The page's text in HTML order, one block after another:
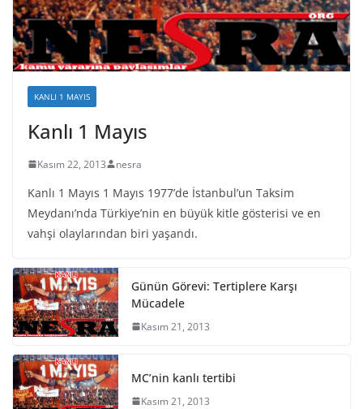
KANLI 1 MAYIS
Kanlı 1 Mayıs
Kasım 22, 2013 nesra
Kanlı 1 Mayıs 1 Mayıs 1977’de İstanbul’un Taksim
Meydanı’nda Türkiye’nin en büyük kitle gösterisi ve en
vahşi olaylarından biri yaşandı.
Günün Görevi: Tertiplere Karşı
Mücadele
Kasım 21, 2013
MC’nin kanlı tertibi
Kasım 21, 2013